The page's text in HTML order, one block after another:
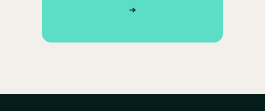
開始專案